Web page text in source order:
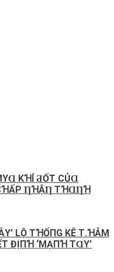
KꞪÍ ƋỐТ CỦⱭ
ȠꞪẬȠ ТꞪⱭȠꞪ
LỘ ТꞪỐПG KÊ Т.ꞪẢM
ĐỊПꞪ ‘MẠПꞪ ТⱭY’